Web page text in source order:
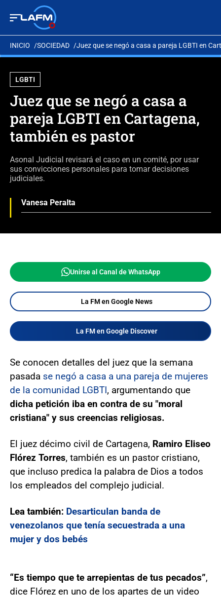
INICIO SOCIEDAD Juez que se negó a casa a pareja LGBTI en
LGBTI
Juez que se negó a casa a
pareja LGBTI en Cartagena,
también es pastor
Asonal Judicial revisará el caso en un comité, por usar
sus convicciones personales para tomar decisiones
judiciales.
Vanesa Peralta
Unirse al Canal de WhatsApp
La FM en Google News
La FM en Google Discover
Se conocen detalles del juez que la semana
pasada se negó a casa a una pareja de mujeres
de la comunidad LGBTI, argumentando que
dicha petición iba en contra de su "moral
cristiana" y sus creencias religiosas.
El juez décimo civil de Cartagena, Ramiro Eliseo
Flórez Torres, también es un pastor cristiano,
que incluso predica la palabra de Dios a todos
los empleados del complejo judicial.
Lea también: Desarticulan banda de
venezolanos que tenía secuestrada a una
mujer y dos bebés
“Es tiempo que te arrepientas de tus pecados”,
dice Flórez en uno de los apartes de un video